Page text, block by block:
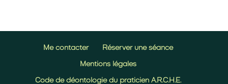
Me contacter
Réserver une séance
Mentions légales
Code de déontologie du praticien A.R.C.H.E.